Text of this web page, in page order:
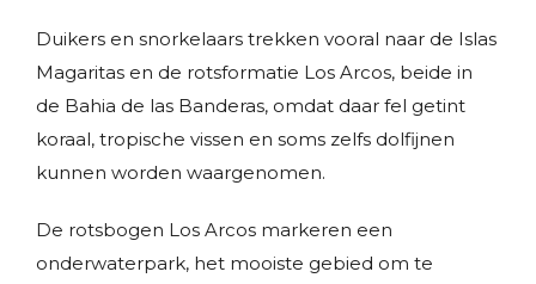
Duikers en snorkelaars trekken vooral naar de Islas
Magaritas en de rotsformatie Los Arcos, beide in
de Bahia de las Banderas, omdat daar fel getint
koraal, tropische vissen en soms zelfs dolfijnen
kunnen worden waargenomen.
De rotsbogen Los Arcos markeren een
onderwaterpark, het mooiste gebied om te